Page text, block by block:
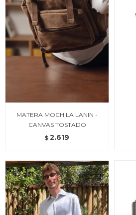
MATERA MOCHILA LANIN -
CANVAS TOSTADO
$ 2.619